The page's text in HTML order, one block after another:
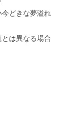
どきな夢溢れ
とは異なる場合